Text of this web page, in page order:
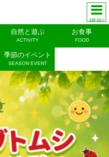
MENU
自然と遊ぶ
ACTIVITY
お食事
FOOD
季節のイベント
SEASON EVENT